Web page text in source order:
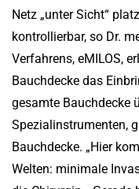
Netz „unter Sicht“
kontrollierbar, so Dr.
Verfahrens, eMILOS,
Bauchdecke das
gesamte Bauchdecke
Spezialinstrumenten,
Bauchdecke. „Hier
Welten: minimale